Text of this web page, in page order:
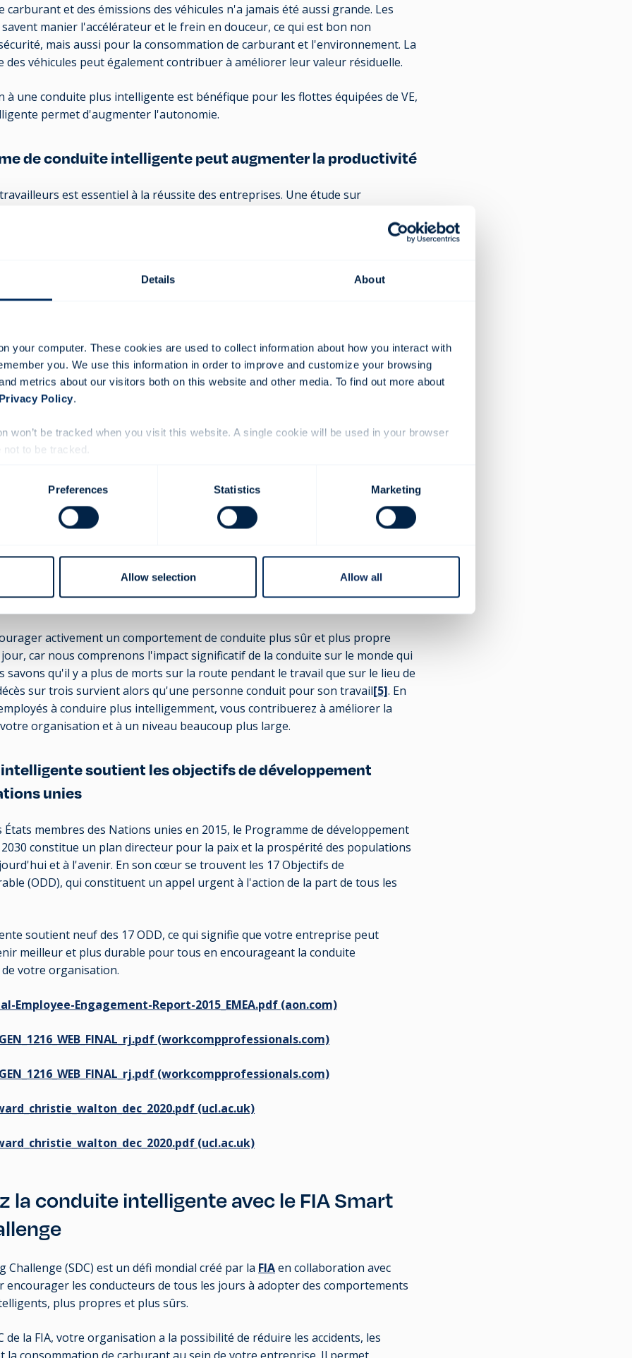
Details About
your computer. These cookies are used to collect information about how you interact with
you. We use this information in order to improve and customize your browsing
metrics about our visitors both on this website and other media. To find out more about
Privacy Policy.
won’t be tracked when you visit this website. A single cookie will be used in your browser
to be tracked.
Preferences Statistics Marketing
Allow selection Allow all
carburant et des émissions des véhicules n'a jamais été aussi grande. Les
manier l'accélérateur et le frein en douceur, ce qui est bon non
mais aussi pour la consommation de carburant et l'environnement. La
des véhicules peut également contribuer à améliorer leur valeur résiduelle.
à une conduite plus intelligente est bénéfique pour les flottes équipées de VE,
permet d'augmenter l'autonomie.
de conduite intelligente peut augmenter la productivité
est essentiel à la réussite des entreprises. Une étude sur
les performances financières d'une entreprise. Ensemble, ces deux
plus positif sur le chiffre d'affaires que lorsqu'elles fonctionnent
dont les travailleurs sont très engagés ont 70 % d'accidents en moins que
dont l'engagement des employés est faible
l'engagement des salariés peut se traduire par une augmentation de 18 %
par salarié
qui encourage la conduite intelligente souligne la mission de votre
est d'assurer la sécurité des employés sur le lieu de travail et en dehors, et
le feedback et la gamification peuvent aider les participants à se sentir
équipe et favoriser le bien-être des employés.
de la conduite intelligente soutient vos efforts en
et parties prenantes que vous puissiez démontrer que vous prenez des
vos activités de manière plus sûre et plus durable.
activement un comportement de conduite plus sûr et plus propre
car nous comprenons l'impact significatif de la conduite sur le monde qui
savons qu'il y a plus de morts sur la route pendant le travail que sur le lieu de
sur trois survient alors qu'une personne conduit pour son travail[5]. En
à conduire plus intelligemment, vous contribuerez à améliorer la
organisation et à un niveau beaucoup plus large.
soutient les objectifs de développement
unies
membres des Nations unies en 2015, le Programme de développement
constitue un plan directeur pour la paix et la prospérité des populations
et à l'avenir. En son cœur se trouvent les 17 Objectifs de
(ODD), qui constituent un appel urgent à l'action de la part de tous les
soutient neuf des 17 ODD, ce qui signifie que votre entreprise peut
meilleur et plus durable pour tous en encourageant la conduite
votre organisation.
Employee-Engagement-Report-2015_EMEA.pdf (aon.com)
(workcompprofessionals.com)
(workcompprofessionals.com)
(ucl.ac.uk)
(ucl.ac.uk)
la conduite intelligente avec le FIA Smart
Challenge (SDC) est un défi mondial créé par la FIAen collaboration avec
encourager les conducteurs de tous les jours à adopter des comportements
plus propres et plus sûrs.
de la FIA, votre organisation a la possibilité de réduire les accidents, les